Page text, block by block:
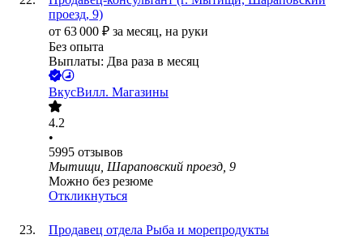
проезд, 9)
от 63 000 ₽ за месяц, на руки
Без опыта
Выплаты: Два раза в месяц
ВкусВилл. Магазины
4.2
•
5995 отзывов
Мытищи, Шараповский проезд, 9
Можно без резюме
Откликнуться
Продавец отдела Рыба и морепродукты